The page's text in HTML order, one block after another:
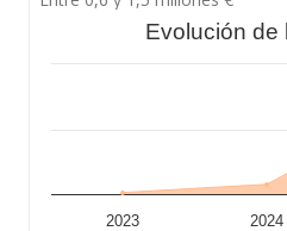
En conclusión, la actividad de
importación, exportación,
accesorios, y la explotación
modelos de.. En cuanto al
Evolución de
2023 2024